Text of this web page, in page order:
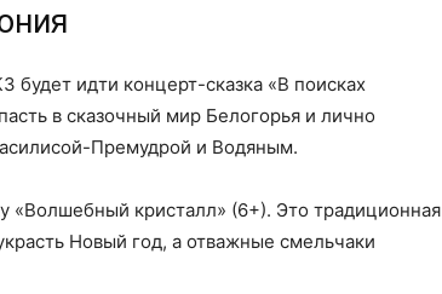
идти концерт-сказка «В поисках
в сказочный мир Белогорья и лично
Премудрой и Водяным.
«Волшебный кристалл» (6+). Это традиционная
Новый год, а отважные смельчаки